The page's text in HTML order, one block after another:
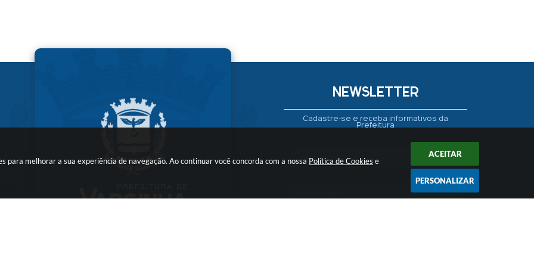
para melhorar a sua experiência de navegação. Ao continuar você concorda com a nossa Política de Cookies e
ACEITAR
PERSONALIZAR
NEWSLETTER
Cadastre-se e receba informativos da
Prefeitura